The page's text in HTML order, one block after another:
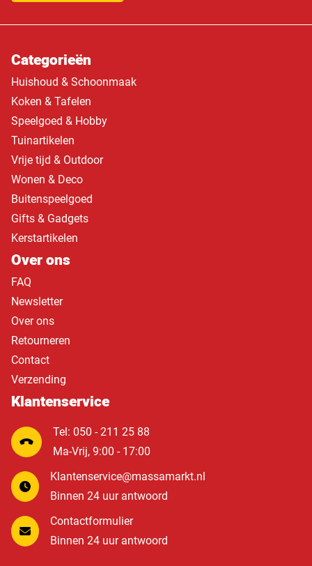
Categorieën
Huishoud & Schoonmaak
Koken & Tafelen
Speelgoed & Hobby
Tuinartikelen
Vrije tijd & Outdoor
Wonen & Deco
Buitenspeelgoed
Gifts & Gadgets
Kerstartikelen
Over ons
FAQ
Newsletter
Over ons
Retourneren
Contact
Verzending
Klantenservice
Tel: 050 - 211 25 88
Ma-Vrij, 9:00 - 17:00
Klantenservice@massamarkt.nl
Binnen 24 uur antwoord
Contactformulier
Binnen 24 uur antwoord